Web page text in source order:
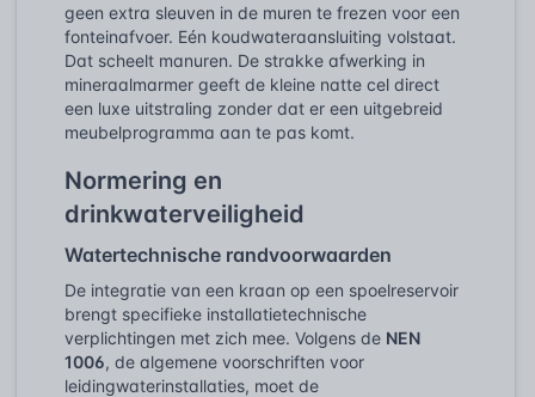
geen extra sleuven in de muren te frezen voor een
fonteinafvoer. Eén koudwateraansluiting volstaat.
Dat scheelt manuren. De strakke afwerking in
mineraalmarmer geeft de kleine natte cel direct
een luxe uitstraling zonder dat er een uitgebreid
meubelprogramma aan te pas komt.
Normering en
drinkwaterveiligheid
Watertechnische randvoorwaarden
De integratie van een kraan op een spoelreservoir
brengt specifieke installatietechnische
verplichtingen met zich mee. Volgens de NEN
1006, de algemene voorschriften voor
leidingwaterinstallaties, moet de